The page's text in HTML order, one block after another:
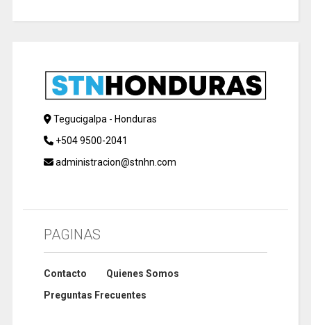
Tegucigalpa - Honduras
+504 9500-2041
administracion@stnhn.com
PAGINAS
Contacto
Quienes Somos
Preguntas Frecuentes